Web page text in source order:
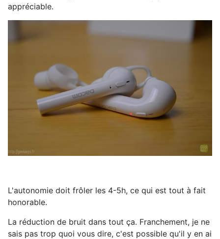
appréciable.
L'autonomie doit frôler les 4-5h, ce qui est tout à fait
honorable.
La réduction de bruit dans tout ça. Franchement, je ne
sais pas trop quoi vous dire, c'est possible qu'il y en ai